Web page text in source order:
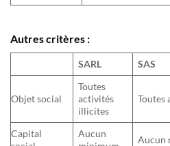
Autres critères :
SARL SAS
Objet social
Toutes
activités
illicites
Toutes
Capital
Aucun
Aucun